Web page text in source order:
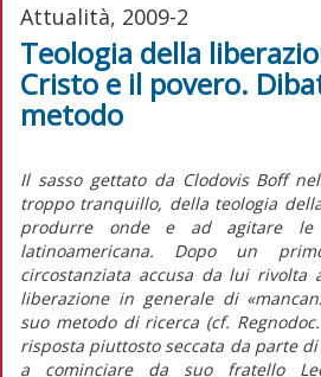
Attualità, 2009-2
Teologia della
Cristo e il povero.
metodo
Il sasso gettato da Clodovis Boff
troppo tranquillo, della teologia
produrre onde e ad agitare le
latinoamericana. Dopo un
circostanziata accusa da lui
liberazione in generale di
suo metodo di ricerca (cf.
risposta piuttosto seccata da parte
a cominciare da suo fratello